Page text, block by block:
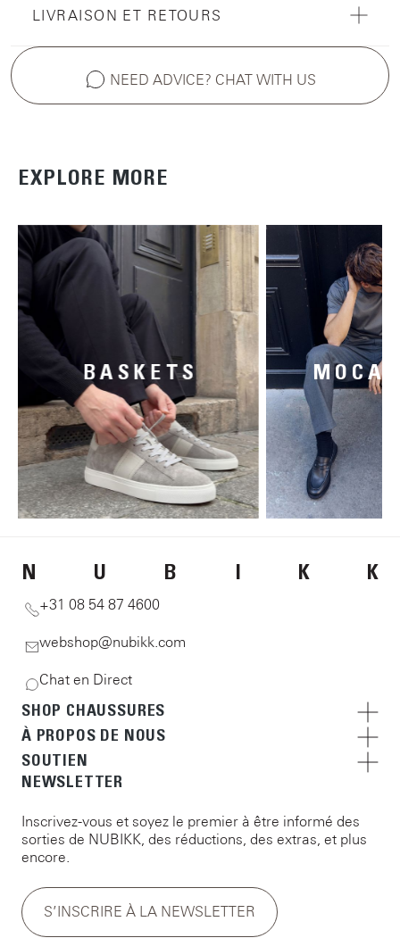
LIVRAISON ET RETOURS
NEED ADVICE? CHAT WITH US
EXPLORE MORE
BASKETS
N U B I K K
+31 08 54 87 4600
webshop@nubikk.com
Chat en Direct
SHOP CHAUSSURES
À PROPOS DE NOUS
SOUTIEN
NEWSLETTER
Inscrivez-vous et soyez le premier à être informé des
sorties de NUBIKK, des réductions, des extras, et plus
encore.
S’INSCRIRE À LA NEWSLETTER